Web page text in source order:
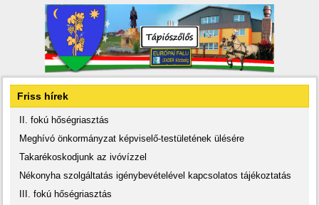
Friss hírek
II. fokú hőségriasztás
Meghívó önkormányzat képviselő-testületének ülésére
Takarékoskodjunk az ivóvízzel
Nékonyha szolgáltatás igénybevételével kapcsolatos tájékoztatás
III. fokú hőségriasztás